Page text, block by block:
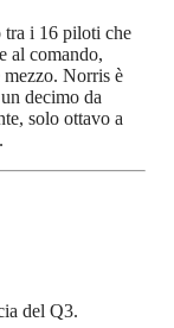
tra i 16 piloti che
al comando,
Norris è
decimo da
solo ottavo a
del Q3.